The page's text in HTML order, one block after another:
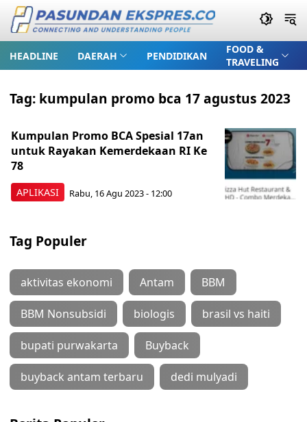
HEADLINE DAERAH PENDIDIKAN
FOOD &
TRAVELING
Tag: kumpulan promo bca 17 agustus 2023
APLIKASI
Kumpulan Promo BCA Spesial 17an
untuk Rayakan Kemerdekaan RI Ke
78
Rabu, 16 Agu 2023 - 12:00
Tag Populer
aktivitas ekonomi Antam BBM
BBM Nonsubsidi biologis brasil vs haiti
bupati purwakarta Buyback
buyback antam terbaru dedi mulyadi